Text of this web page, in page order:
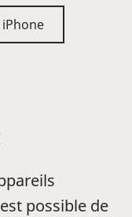
possible de